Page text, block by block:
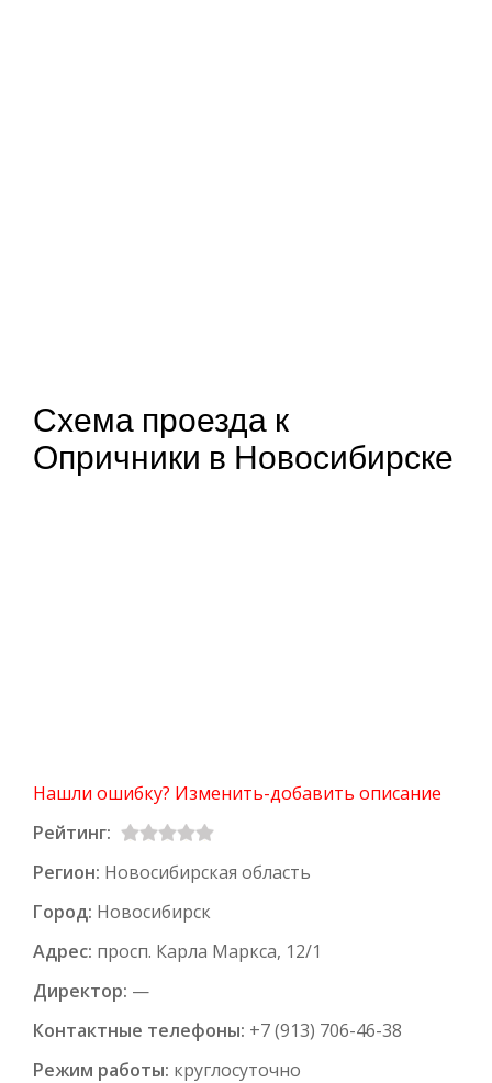
Схема проезда к
Опричники в Новосибирске
Нашли ошибку? Изменить-добавить описание
Рейтинг:
Регион: Новосибирская область
Город: Новосибирск
Адрес: просп. Карла Маркса, 12/1
Директор: —
Контактные телефоны: +7 (913) 706-46-38
Режим работы: круглосуточно